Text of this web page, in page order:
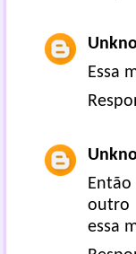
Essa
outro
essa